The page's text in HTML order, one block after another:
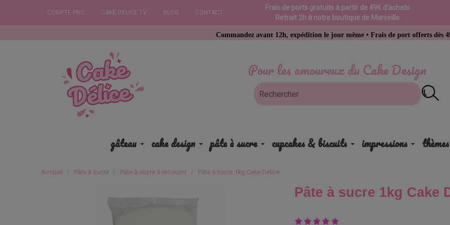
COMPTE PRO CAKE DELICE TV BLOG CONTACT
Frais de ports gratuits à partir de 49€ d'achats
Retrait 2h à notre boutique de Marseille
Pour les amoureux du Cake Design
Commandez avant 12h, expédition le jour même • Frais de port offerts dès 49 €
gâteau cake design pâte à sucre cupcakes & biscuits impressions thèmes
Accueil Pâte à sucre Pâte à sucre à recouvrir Pâte à sucre 1kg Cake Délice
Pâte à sucre 1kg Cake